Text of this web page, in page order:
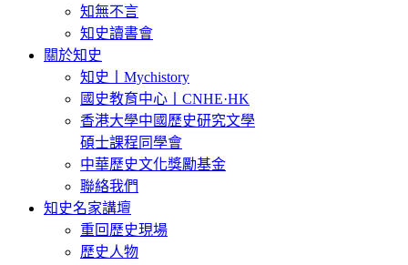
知無不言
知史讀書會
關於知史
知史丨Mychistory
國史教育中心丨CNHE·HK
香港大學中國歷史研究文學
碩士課程同學會
中華歷史文化獎勵基金
聯絡我們
知史名家講壇
重回歷史現場
歷史人物